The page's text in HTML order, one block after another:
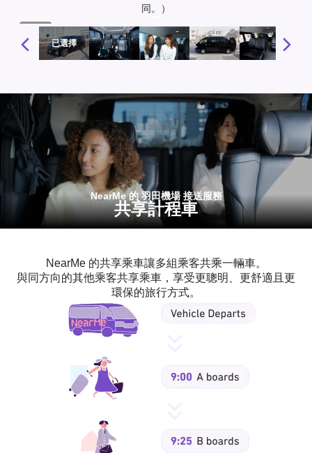
同。）
1 / 10
已選擇
NearMe 的 羽田機場 接送服務
共享計程車
NearMe 的共享乘車讓多組乘客共乘一輛車。
與同方向的其他乘客共享乘車，享受更聰明、更舒適且更
環保的旅行方式。